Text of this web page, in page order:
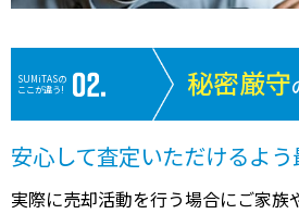
SUMiTASの
ここが違う!
秘密厳守
安心して査定いただけるよ
実際に売却活動を行う場合にご家族